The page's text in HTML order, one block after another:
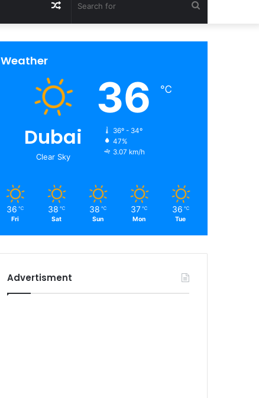
for
Random
Article
Weather
Dubai
Clear Sky
36 ℃
36º - 34º
47%
3.07 km/h
36 ℃
Fri
38 ℃
Sat
38 ℃
Sun
37 ℃
Mon
36 ℃
Tue
Advertisment